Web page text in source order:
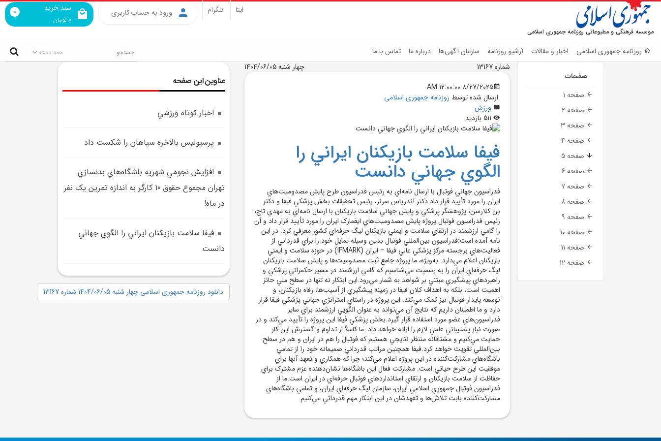
موسسه فرهنگی و مطبوعاتی روزنامه جمهوری اسلامی
سبد خرید
0 تومان
0 ورود به حساب کاربری ایتا تلگرام
روزنامه جمهوری اسلامی اخبار و مقالات آرشیو روزنامه سازمان آگهی‌ها درباره ما تماس با ما
صفحات
صفحه 1
صفحه 2
صفحه 3
صفحه 4
صفحه 5
صفحه 6
صفحه 7
صفحه 8
صفحه 9
صفحه 10
صفحه 11
صفحه 12
شماره 13167
چهار شنبه 1404/06/05
8/27/2025 12:00:00 AM
ارسال شده توسط روزنامه جمهوری اسلامی
ورزش
فيفا سلامت بازيکنان ايراني را
الگوي جهاني دانست
فدراسيون جهاني فوتبال با ارسال نامه‌اي به رئيس فدراسيون طرح پايش مصدوميت‌هاي
ايران را مورد تأييد قرار داد.دکتر آندرياس سرنر، رئيس تحقيقات بخش پزشکي فيفا و دکتر
بن کلارسن، پژوهشگر پزشکي و پايش جهاني سلامت بازيکنان با ارسال نامه‌اي به مهدي تاج،
رئيس فدراسيون فوتبال پروژه پايش مصدوميت‌هاي ايفمارک ايران را مورد تأييد قرار داد و آن
را گامي ارزشمند در ارتقاي سلامت و ايمني بازيکنان ليگ حرفه‌اي کشور معرفي کرد. در اين
نامه آمده است:فدراسيون بين‌المللي فوتبال بدين وسيله تمايل خود را براي قدرداني از
فعاليت‌هاي برجسته مرکز پزشکي عالي فيفا – ايران (IFMARK) در حوزه سلامت و ايمني
بازيکنان اعلام مي‌دارد. به‌ويژه، ما پروژه جامع ثبت مصدوميت‌ها و پايش سلامت بازيکنان
ليگ حرفه‌اي ايران را به رسميت مي‌شناسيم که گامي ارزشمند در مسير حکمراني پزشکي و
راهبرد‌هاي پيشگيري مبتني بر شواهد به شمار مي‌رود.اين ابتکار نه تنها در سطح ملي حائز
اهميت است، بلکه به اهداف کلان فيفا در زمينه پيشگيري از آسيب‌ها، رفاه بازيکنان، و
توسعه پايدار فوتبال نيز کمک مي‌کند. اين پروژه در راستاي استراتژي جهاني پزشکي فيفا قرار
دارد و ما اطمينان داريم که نتايج آن مي‌تواند به عنوان الگويي ارزشمند براي ساير
فدراسيون‌هاي عضو مورد استفاده قرار گيرد.بخش پزشکي فيفا اين پروژه را تأييد مي‌کند و در
صورت نياز پشتيباني علمي لازم را ارائه خواهد داد. ما کاملاً از تداوم و گسترش اين کار
حمايت مي‌کنيم و مشتاقانه منتظر نتايجي هستيم که فوتبال را هم در ايران و هم در سطح
بين‌المللي تقويت خواهد کرد.فيفا همچنين مراتب قدرداني صميمانه خود را از تمامي
باشگاه‌هاي مشارکت‌کننده در اين پروژه اعلام مي‌کند؛ چرا که همکاري و تعهد آنها براي
موفقيت اين طرح حياتي است. مشارکت فعال اين باشگاه‌ها نشان‌دهنده عزم مشترک براي
حفاظت از سلامت بازيکنان و ارتقاي استاندارد‌هاي فوتبال حرفه‌اي در ايران است.ما از
فدراسيون فوتبال جمهوري اسلامي ايران، سازمان ليگ حرفه‌اي ايران، و تمامي باشگاه‌هاي
مشارکت‌کننده بابت تلاش‌ها و تعهدشان در اين ابتکار مهم قدرداني مي‌کنيم.
عناوین این صفحه
اخبار کوتاه ورزشي
پرسپوليس بالاخره سپاهان را شکست داد
افزايش نجومي شهريه باشگاه‌هاي بدنسازي
تهران مجموع حقوق 10 کارگر به اندازه تمرين يک نفر
در ماه!
فيفا سلامت بازيکنان ايراني را الگوي جهاني
دانست
دانلود روزنامه جمهوری اسلامی چهار شنبه 1404/06/05 شماره 13167